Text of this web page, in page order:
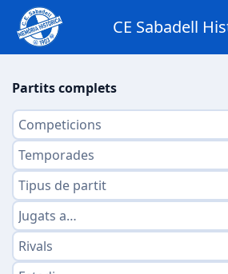
CE Sabadell
Partits complets